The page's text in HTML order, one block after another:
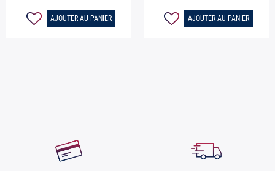
AJOUTER AU PANIER AJOUTER AU PANIER